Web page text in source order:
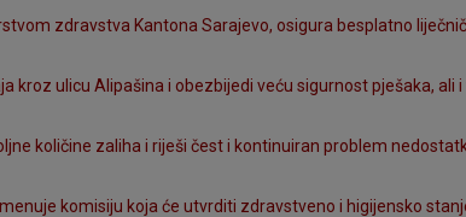
zdravstva Kantona Sarajevo, osigura besplatno
ulicu Alipašina i obezbijedi veću sigurnost pješaka, ali
količine zaliha i riješi čest i kontinuiran problem
komisiju koja će utvrditi zdravstveno i higijensko